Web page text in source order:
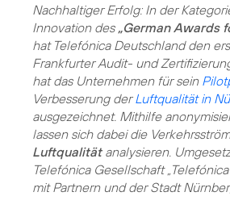
Nachhaltiger Erfolg: In der
Innovation des „German Awards
hat Telefónica Deutschland den
Frankfurter Audit- und
hat das Unternehmen für sein
Verbesserung derLuftqualität in
ausgezeichnet. Mithilfe
lassen sich dabei die
Luftqualitätanalysieren.
Telefónica Gesellschaft
mit Partnern und der Stadt